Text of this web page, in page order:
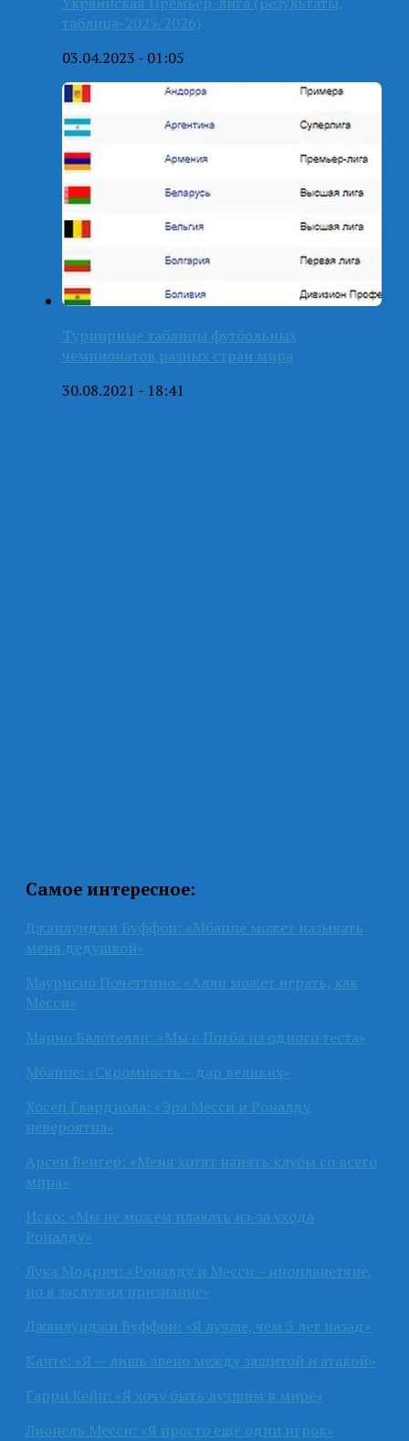
таблица-2025/2026)
03.04.2023 - 01:05
Турнирные таблицы футбольных
чемпионатов разных стран мира
30.08.2021 - 18:41
Самое интересное:
Джанлуиджи Буффон: «Мбаппе может называть
меня дедушкой»
Маурисио Почеттино: «Алли может играть, как
Месси»
Марио Балотелли: «Мы с Погба из одного теста»
Мбаппе: «Скромность – дар великих»
Хосеп Гвардиола: «Эра Месси и Роналду
невероятна»
Арсен Венгер: «Меня хотят нанять клубы со всего
мира»
Иско: «Мы не можем плакать из-за ухода
Роналду»
Лука Модрич: «Роналду и Месси – инопланетяне,
но я заслужил признание»
Джанлуиджи Буффон: «Я лучше, чем 5 лет назад»
Канте: «Я — лишь звено между защитой и атакой»
Гарри Кейн: «Я хочу быть лучшим в мире»
Лионель Месси: «Я просто ещё один игрок»